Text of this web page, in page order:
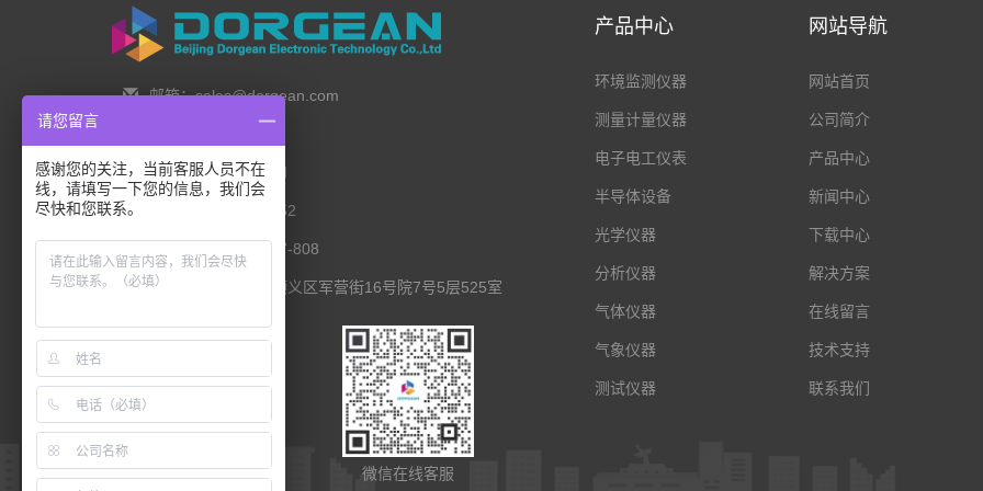
邮箱：sales@dorgean.com
电话：0l0-5286777I
手机：138 1111 I452
传真：0I0-8235l027-808
联系地址：北京市顺义区军营街16号院7号5层525室
扫码查看移动端 微信在线客服
产品中心
环境监测仪器
测量计量仪器
电子电工仪表
半导体设备
光学仪器
分析仪器
气体仪器
气象仪器
测试仪器
网站导航
网站首页
公司简介
产品中心
新闻中心
下载中心
解决方案
在线留言
技术支持
联系我们
请您留言
感谢您的关注，当前客服人员不在
线，请填写一下您的信息，我们会
尽快和您联系。